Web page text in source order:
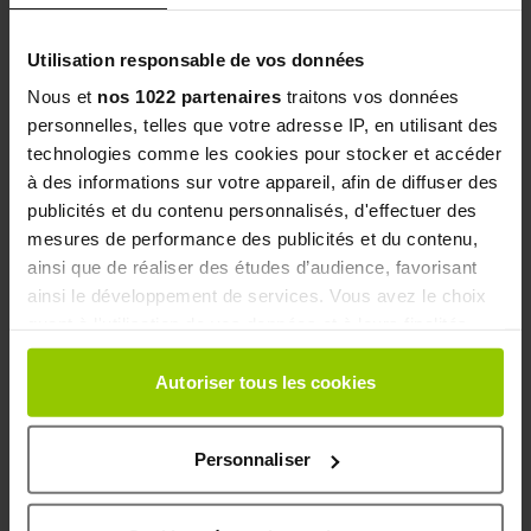
Utilisation responsable de vos données
Nous et nos 1022 partenaires traitons vos données
personnelles, telles que votre adresse IP, en utilisant des
technologies comme les cookies pour stocker et accéder
à des informations sur votre appareil, afin de diffuser des
publicités et du contenu personnalisés, d'effectuer des
mesures de performance des publicités et du contenu,
ainsi que de réaliser des études d’audience, favorisant
ainsi le développement de services. Vous avez le choix
Vous pouvez modifier ou retirer votre consentement à
tout moment en consultant la Déclaration relative aux
cookies ou en cliquant sur l'icône de confidentialité.
Si vous le permettez, nous aimerions également :
Collecter des informations sur votre localisation
Autoriser tous les cookies
Personnaliser
localisée modérée.
PRINCIPES ACTIFS
KIGELIA AFRICANA
Favorise la réduction des amas graisseux les plus